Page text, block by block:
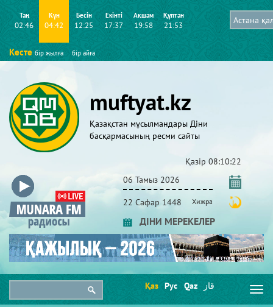
Таң
02:46
Күн
04:42
Бесін
12:25
Екінті
17:37
Ақшам
19:58
Құптан
21:53
Кесте бір жылға бір айға
muftyat.kz
Қазақстан мұсылмандары Діни
басқармасының ресми сайты
Қазір 08:10:23
06 Тамыз 2026
22 Сафар 1448 Хижра
ДІНИ МЕРЕКЕЛЕР
Қаз Рус Qaz قاز